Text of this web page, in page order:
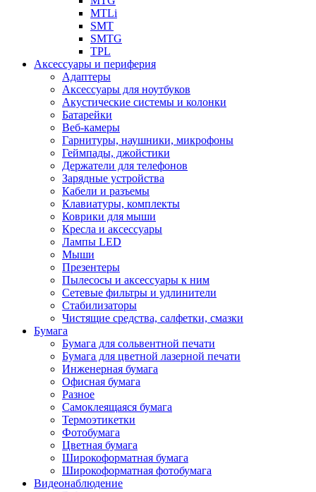
MTLi
SMT
SMTG
TPL
Аксессуары и периферия
Адаптеры
Аксессуары для ноутбуков
Акустические системы и колонки
Батарейки
Веб-камеры
Гарнитуры, наушники, микрофоны
Геймпады, джойстики
Держатели для телефонов
Зарядные устройства
Кабели и разъемы
Клавиатуры, комплекты
Коврики для мыши
Кресла и аксессуары
Лампы LED
Мыши
Презентеры
Пылесосы и аксессуары к ним
Сетевые фильтры и удлинители
Стабилизаторы
Чистящие средства, салфетки, смазки
Бумага
Бумага для сольвентной печати
Бумага для цветной лазерной печати
Инженерная бумага
Офисная бумага
Разное
Самоклеящаяся бумага
Термоэтикетки
Фотобумага
Цветная бумага
Широкоформатная бумага
Широкоформатная фотобумага
Видеонаблюдение